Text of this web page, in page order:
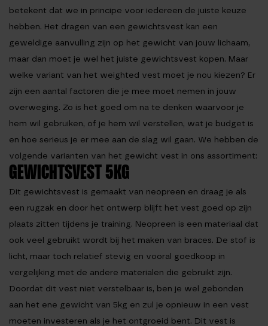
betekent dat we in principe voor iedereen de juiste keuze
hebben. Het dragen van een gewichtsvest kan een
geweldige aanvulling zijn op het gewicht van jouw lichaam,
maar dan moet je wel het juiste gewichtsvest kopen. Maar
welke variant van het weighted vest moet je nou kiezen? Er
zijn een aantal factoren die je mee moet nemen in jouw
overweging. Zo is het goed om na te denken waarvoor je
hem wil gebruiken, of je hem wil verstellen, wat je budget is
en hoe serieus je er mee aan de slag wil gaan. We hebben de
volgende varianten van het gewicht vest in ons assortiment:
GEWICHTSVEST 5KG
Dit gewichtsvest is gemaakt van neopreen en draag je als
een rugzak en door het ontwerp blijft het vest goed op zijn
plaats zitten tijdens je training. Neopreen is een materiaal dat
ook veel gebruikt wordt bij het maken van braces. De stof is
licht, maar toch relatief stevig en vooral goedkoop in
vergelijking met de andere materialen die gebruikt zijn.
Doordat dit vest niet verstelbaar is, ben je wel gebonden
aan het ene gewicht van 5kg en zul je opnieuw in een vest
moeten investeren als je het ontgroeid bent. Dit vest is